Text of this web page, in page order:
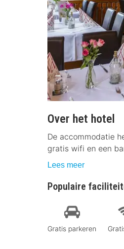
Over het hotel
De accommodatie
gratis wifi en een
Lees meer
Populaire
Gratis parkeren